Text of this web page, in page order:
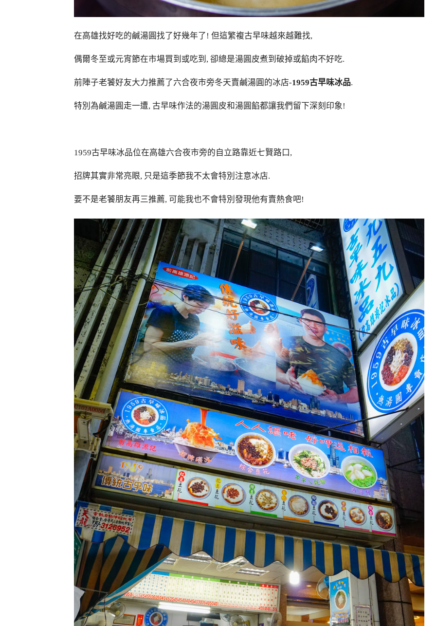
在高雄找好吃的鹹湯圓找了好幾年了! 但這繁複古早味越來越難找,
偶爾冬至或元宵節在市場買到或吃到, 卻總是湯圓皮煮到破掉或餡肉不好吃.
前陣子老饕好友大力推薦了六合夜市旁冬天賣鹹湯圓的冰店-1959古早味冰品.
特別為鹹湯圓走一遭, 古早味作法的湯圓皮和湯圓餡都讓我們留下深刻印象!
1959古早味冰品位在高雄六合夜市旁的自立路靠近七賢路口,
招牌其實非常亮眼, 只是這季節我不太會特別注意冰店.
要不是老饕朋友再三推薦, 可能我也不會特別發現他有賣熱食吧!